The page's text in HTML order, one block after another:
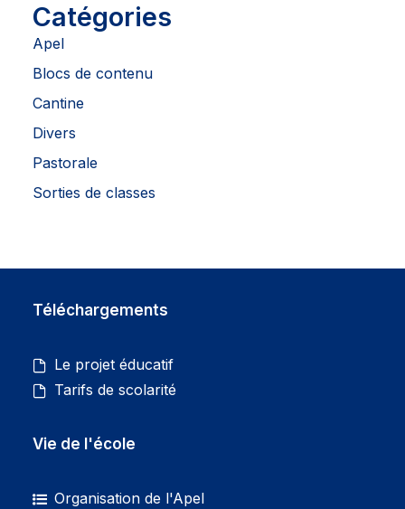
Catégories
Apel
Blocs de contenu
Cantine
Divers
Pastorale
Sorties de classes
Téléchargements
Le projet éducatif
Tarifs de scolarité
Vie de l'école
Organisation de l'Apel